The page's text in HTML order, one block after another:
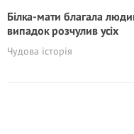
Білка-мати благала
випадок розчулив усіх
Чудова історія